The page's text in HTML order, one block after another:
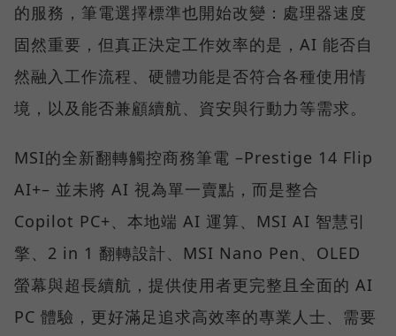
的服務，筆電選擇標準也開始改變：處理器速度
固然重要，但真正決定工作效率的是，AI 能否自
然融入工作流程、硬體功能是否符合各種使用情
境，以及能否兼顧續航、資安與行動力等需求。
MSI的全新翻轉觸控商務筆電 –Prestige 14 Flip
AI+– 並未將 AI 視為單一賣點，而是整合
Copilot PC+、本地端 AI 運算、MSI AI 智慧引
擎、2 in 1 翻轉設計、MSI Nano Pen、OLED
螢幕與超長續航，提供使用者更完整且全面的 AI
PC 體驗，更好滿足追求高效率的專業人士、需要